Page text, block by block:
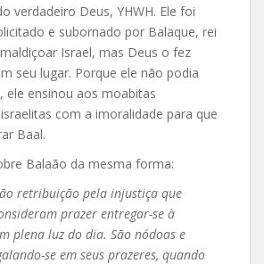
verdadeiro Deus, YHWH. Ele foi
e subornado por Balaque, rei
Israel, mas Deus o fez
seu lugar. Porque ele não podia
ele ensinou aos moabitas
com a imoralidade para que
Baal.
Balaão da mesma forma:
retribuição pela injustiça que
prazer entregar-se à
plena luz do dia. São nódoas e
se em seus prazeres, quando